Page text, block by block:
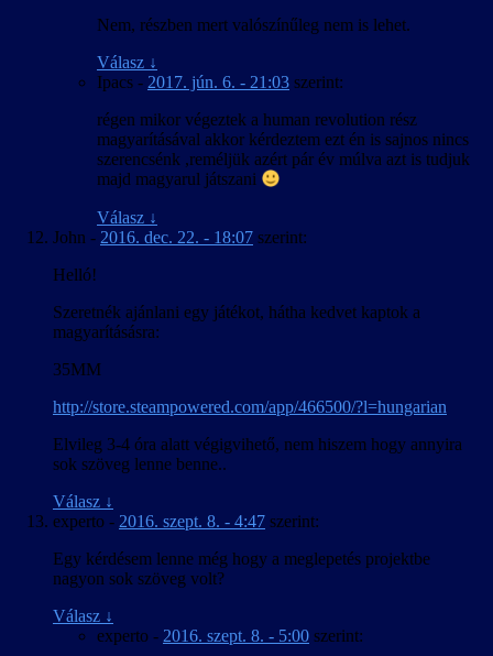
Nem, részben mert valószínűleg nem is lehet.
Válasz ↓
Ipacs - 2017. jún. 6. - 21:03 szerint:
régen mikor végeztek a human revolution rész
magyarításával akkor kérdeztem ezt én is sajnos nincs
szerencsénk ,reméljük azért pár év múlva azt is tudjuk
majd magyarul játszani
Válasz ↓
John - 2016. dec. 22. - 18:07 szerint:
Helló!
Szeretnék ajánlani egy játékot, hátha kedvet kaptok a
magyarításásra:
35MM
http://store.steampowered.com/app/466500/?l=hungarian
Elvileg 3-4 óra alatt végigvihető, nem hiszem hogy annyira
sok szöveg lenne benne..
Válasz ↓
experto - 2016. szept. 8. - 4:47 szerint:
Egy kérdésem lenne még hogy a meglepetés projektbe
nagyon sok szöveg volt?
Válasz ↓
experto - 2016. szept. 8. - 5:00 szerint: